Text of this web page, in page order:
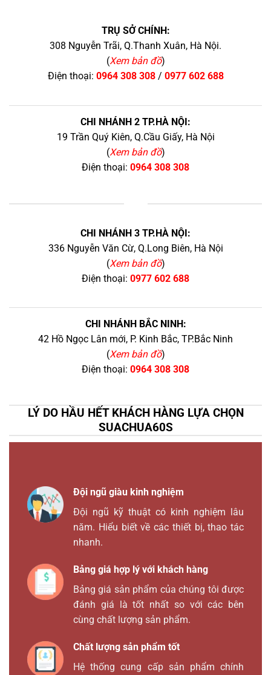
TRỤ SỞ CHÍNH:
308 Nguyễn Trãi, Q.Thanh Xuân, Hà Nội.
(Xem bản đồ)
Điện thoại: 0964 308 308/ 0977 602 688
CHI NHÁNH 2 TP.HÀ NỘI:
19 Trần Quý Kiên, Q.Cầu Giấy, Hà Nội
(Xem bản đồ)
Điện thoại: 0964 308 308
CHI NHÁNH 3 TP.HÀ NỘI:
336 Nguyễn Văn Cừ, Q.Long Biên, Hà Nội
(Xem bản đồ)
Điện thoại: 0977 602 688
CHI NHÁNH BẮC NINH:
42 Hồ Ngọc Lân mới, P. Kinh Bắc, TP.Bắc Ninh
(Xem bản đồ)
Điện thoại: 0964 308 308
LÝ DO HẦU HẾT KHÁCH HÀNG LỰA CHỌN
SUACHUA60S
Đội ngũ giàu kinh nghiệm
Đội ngũ kỹ thuật có kinh nghiệm lâu
năm. Hiểu biết về các thiết bị, thao tác
nhanh.
Bảng giá hợp lý với khách hàng
Bảng giá sản phẩm của chúng tôi được
đánh giá là tốt nhất so với các bên
cùng chất lượng sản phẩm.
Chất lượng sản phẩm tốt
Hệ thống cung cấp sản phẩm chính